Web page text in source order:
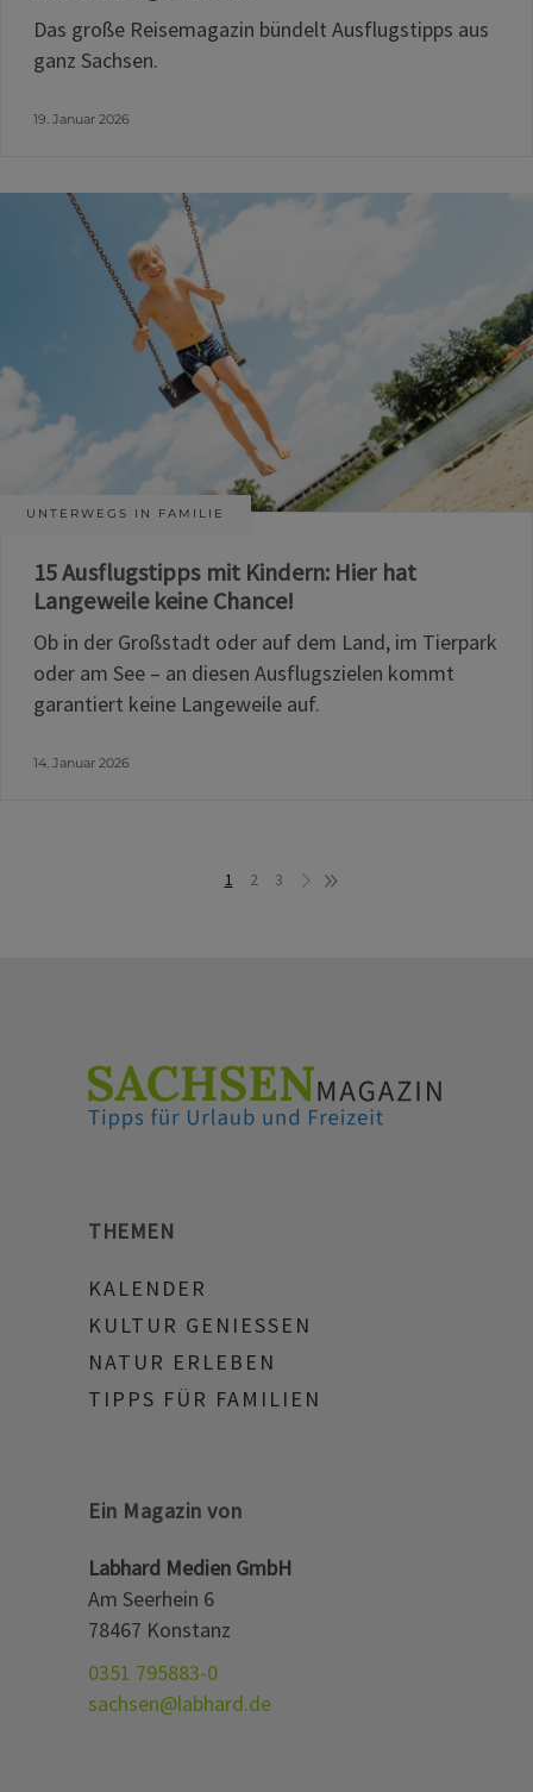
Das große Reisemagazin bündelt Ausflugstipps aus
ganz Sachsen.
19. Januar 2026
UNTERWEGS IN FAMILIE
15 Ausflugstipps mit Kindern: Hier hat
Langeweile keine Chance!
Ob in der Großstadt oder auf dem Land, im Tierpark
oder am See – an diesen Ausflugszielen kommt
garantiert keine Langeweile auf.
14. Januar 2026
1 2 3
THEMEN
KALENDER
KULTUR GENIESSEN
NATUR ERLEBEN
TIPPS FÜR FAMILIEN
Ein Magazin von
Labhard Medien GmbH
Am Seerhein 6
78467 Konstanz
0351 795883-0
sachsen@labhard.de